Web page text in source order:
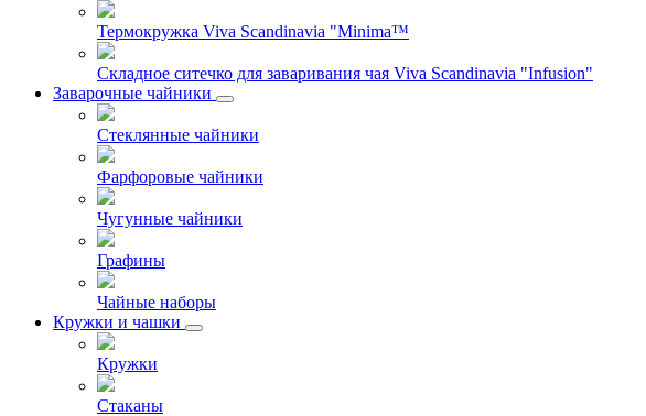
Термокружка Viva Scandinavia "Minima™
Складное ситечко для заваривания чая Viva Scandinavia "Infusion"
Заварочные чайники
Стеклянные чайники
Фарфоровые чайники
Чугунные чайники
Графины
Чайные наборы
Кружки и чашки
Кружки
Стаканы